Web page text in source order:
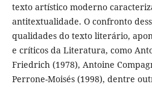
texto artístico moderno
antitextualidade. O confronto
qualidades do texto literário,
e críticos da Literatura, como
Friedrich (1978), Antoine
Perrone-Moisés (1998), dentre